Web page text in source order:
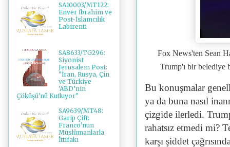
Fox News'ten Sean
Trump'ı bir belediye
Bu konuşmalar
ya da buna nasıl
çizgide ilerledi.
rahatsız etmedi mi?
karşı şiddet
SA10003/MT122:
Enver İbrahim ve
Post-İslamcılık
Labirenti
SA8633/TG296:
Siyonist
Jerusalem Post:
"İran, Rusya, Çin
ve Türkiye
'ABD’nin
Çöküşü'nü Kutluyor"
SA9639/MT48:
Garip Çift:
Franco'nun
Müslümanlarla
İttifakı